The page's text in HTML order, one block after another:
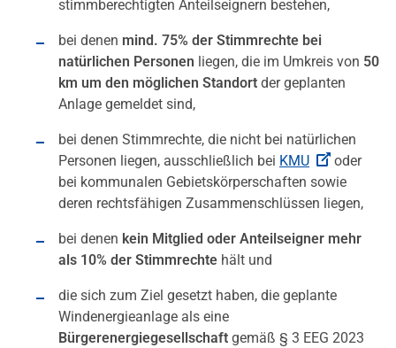
stimmberechtigten Anteilseignern bestehen,
bei denen mind. 75% der Stimmrechte bei
natürlichen Personen liegen, die im Umkreis von 50
km um den möglichen Standort der geplanten
Anlage gemeldet sind,
bei denen Stimmrechte, die nicht bei natürlichen
Personen liegen, ausschließlich bei KMU
oder
bei kommunalen Gebietskörperschaften sowie
deren rechtsfähigen Zusammenschlüssen liegen,
bei denen kein Mitglied oder Anteilseigner mehr
als 10% der Stimmrechte hält und
die sich zum Ziel gesetzt haben, die geplante
Windenergieanlage als eine
Bürgerenergiegesellschaft gemäß § 3 EEG 2023